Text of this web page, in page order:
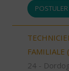
POSTULER
FAMILIALE
24 -